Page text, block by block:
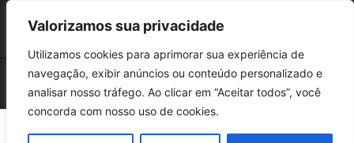
Valorizamos sua privacidade
Utilizamos cookies para aprimorar sua experiência de
navegação, exibir anúncios ou conteúdo personalizado e
analisar nosso tráfego. Ao clicar em “Aceitar todos”, você
concorda com nosso uso de cookies.